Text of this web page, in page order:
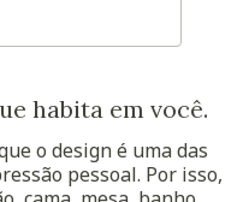
habita em você.
o design é uma das
pessoal. Por isso,